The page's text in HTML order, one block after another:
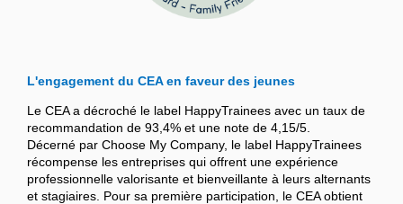
L'engagement du CEA en faveur des jeunes
Le CEA a décroché le label HappyTrainees avec un taux de
recommandation de 93,4% et une note de 4,15/5.
Décerné par Choose My Company, le label HappyTrainees
récompense les entreprises qui offrent une expérience
professionnelle valorisante et bienveillante à leurs alternants
et stagiaires. Pour sa première participation, le CEA obtient